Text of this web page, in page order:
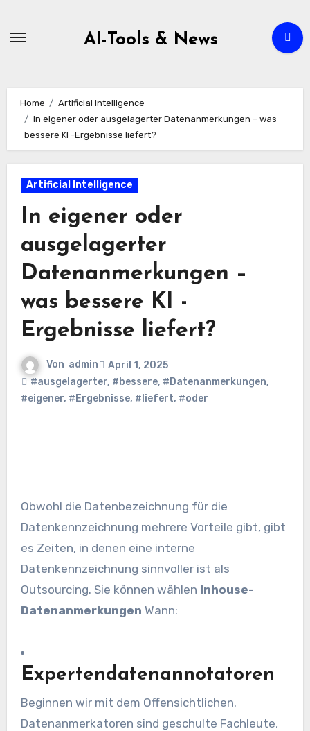
AI-Tools & News
Home
Artificial Intelligence
In eigener oder ausgelagerter Datenanmerkungen – was
bessere KI -Ergebnisse liefert?
Artificial Intelligence
In eigener oder
ausgelagerter
Datenanmerkungen –
was bessere KI -
Ergebnisse liefert?
Von admin
April 1, 2025
#ausgelagerter, #bessere, #Datenanmerkungen,
#eigener, #Ergebnisse, #liefert, #oder
Obwohl die Datenbezeichnung für die
Datenkennzeichnung mehrere Vorteile gibt, gibt
es Zeiten, in denen eine interne
Datenkennzeichnung sinnvoller ist als
Outsourcing. Sie können wählen Inhouse-
Datenanmerkungen Wann:
Expertendatenannotatoren
Beginnen wir mit dem Offensichtlichen.
Datenanmerkatoren sind geschulte Fachleute,